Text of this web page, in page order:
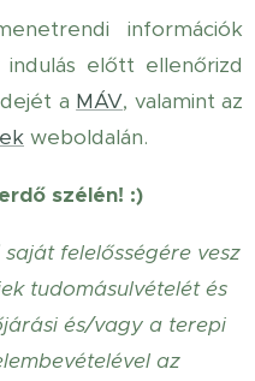
információk
előtt ellenőrizd
a MÁV, valamint az
weboldalán.
szélén! :)
felelősségére vesz
tudomásulvételét és
és/vagy a terepi
az